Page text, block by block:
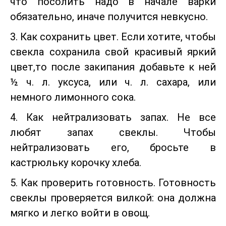
обязательно, иначе получится невкусно.
3. Как сохранить цвет. Если хотите, чтобы
свекла сохранила свой красивый яркий
цвет,то после закипания добавьте к ней
½ ч. л. уксуса, или ч. л. сахара, или
немного лимонного сока.
4. Как нейтрализовать запах. Не все
любят запах свеклы. Чтобы
нейтрализовать его, бросьте в
кастрюльку корочку хлеба.
5. Как проверить готовность. Готовность
свеклы проверяется вилкой: она должна
мягко и легко войти в овощ.